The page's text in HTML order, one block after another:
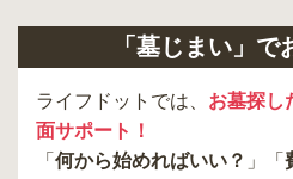
内を取り寄せることができます。
「墓じまい」
ライフドットでは、 お墓探し
面サポート！
「 何から始めればいい？ 」「